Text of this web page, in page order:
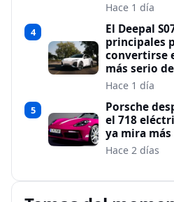
Hace 1 día
4
El Deepal
principales
convertirse
más serio
Hace 1 día
5
Porsche
el 718
ya mira más
Hace 2 días